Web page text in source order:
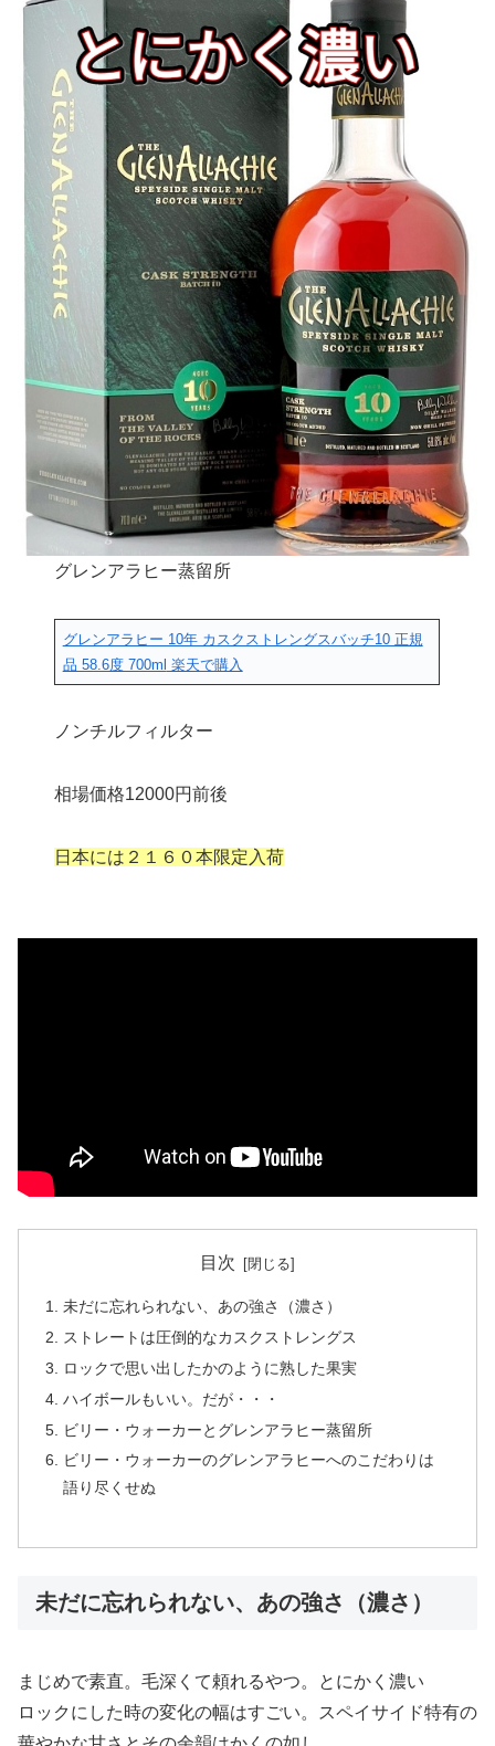
グレンアラヒー蒸留所
グレンアラヒー 10年 カスクストレングスバッチ10 正規
品 58.6度 700ml 楽天で購入
ノンチルフィルター
相場価格12000円前後
日本には２１６０本限定入荷
目次
未だに忘れられない、あの強さ（濃さ）
ストレートは圧倒的なカスクストレングス
ロックで思い出したかのように熟した果実
ハイボールもいい。だが・・・
ビリー・ウォーカーとグレンアラヒー蒸留所
ビリー・ウォーカーのグレンアラヒーへのこだわりは
語り尽くせぬ
未だに忘れられない、あの強さ（濃さ）
まじめで素直。毛深くて頼れるやつ。とにかく濃い
ロックにした時の変化の幅はすごい。スペイサイド特有の